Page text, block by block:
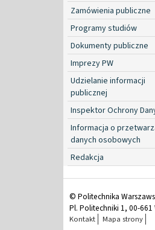
Zamówienia publiczne
Programy studiów
Dokumenty publiczne
Imprezy PW
Udzielanie informacji
publicznej
Inspektor Ochrony
Informacja o
danych osobowych
Redakcja
© Politechnika
Pl. Politechniki 1, 00-
Kontakt Mapa strony